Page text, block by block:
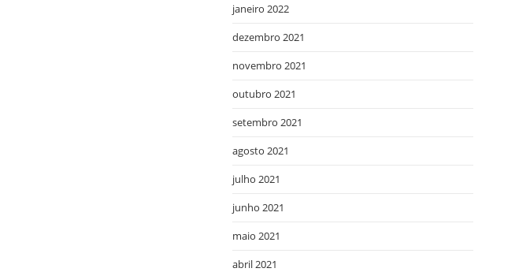
janeiro 2022
dezembro 2021
novembro 2021
outubro 2021
setembro 2021
agosto 2021
julho 2021
junho 2021
maio 2021
abril 2021